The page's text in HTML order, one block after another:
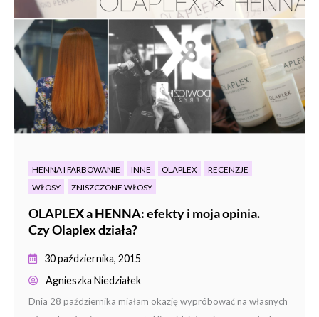
HENNA I FARBOWANIE INNE OLAPLEX
RECENZJE
WŁOSY
ZNISZCZONE WŁOSY
OLAPLEX a HENNA: efekty i moja opinia.
Czy Olaplex działa?
30 października, 2015
Agnieszka Niedziałek
Dnia 28 października miałam okazję wypróbować na własnych